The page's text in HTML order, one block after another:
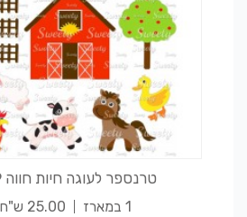
טרנספר לעוגה חיות חווה 209
1 במארז 25.00 ש"ח